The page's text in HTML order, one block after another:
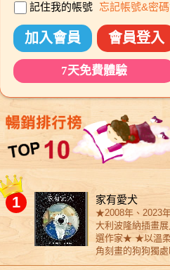
記住我的帳號 忘記帳號&密
加入會員 會員登入
7天免費體驗
1 家有愛犬
★2008年、2023
大利波隆納插畫展
選作家★ ★以溫
角刻畫的狗狗獨
光★ 主人出門後